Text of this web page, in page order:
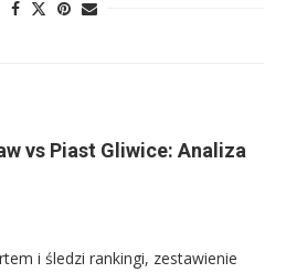
vs Piast Gliwice: Analiza
i śledzi rankingi, zestawienie